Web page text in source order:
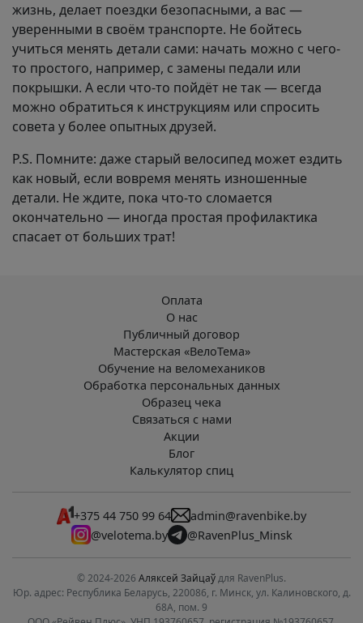
жизнь, делает поездки безопасными, а вас —
уверенными в своём транспорте. Не бойтесь
учиться менять детали сами: начать можно с чего-
то простого, например, с замены педали или
покрышки. А если что-то пойдёт не так — всегда
можно обратиться к инструкциям или спросить
совета у более опытных друзей.
P.S. Помните: даже старый велосипед может ездить
как новый, если вовремя менять изношенные
детали. Не ждите, пока что-то сломается
окончательно — иногда простая профилактика
спасает от больших трат!
Оплата
О нас
Публичный договор
Мастерская «ВелоТема»
Обучение на веломехаников
Обработка персональных данных
Образец чека
Связаться с нами
Акции
Блог
Калькулятор спиц
+375 44 750 99 64
admin@ravenbike.by
@velotema.by
@RavenPlus_Minsk
© 2024-2026 Аляксей Зайцаўдля RavenPlus.
Юр. адрес: Республика Беларусь, 220086, г. Минск, ул. Калиновского, д.
68А, пом. 9